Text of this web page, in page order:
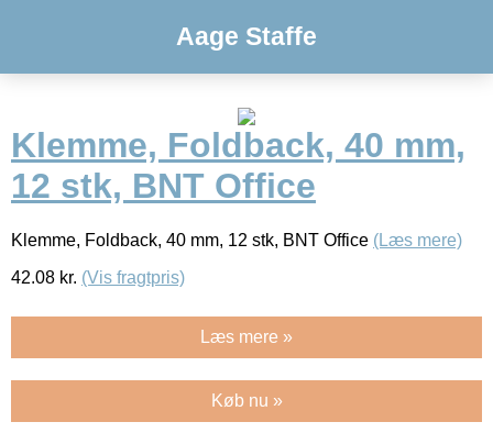
Aage Staffe
Klemme, Foldback, 40 mm,
12 stk, BNT Office
Klemme, Foldback, 40 mm, 12 stk, BNT Office (Læs mere)
42.08 kr. (Vis fragtpris)
Læs mere »
Køb nu »